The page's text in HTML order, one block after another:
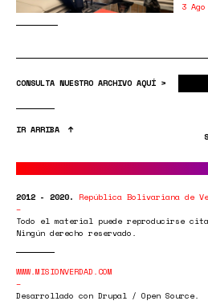
3
CONSULTA NUESTRO ARCHIVO AQUÍ >
IR ARRIBA
2012 - 2020. República Bolivariana de
Todo el material puede reproducirse
Ningún derecho reservado.
WWW.MISIONVERDAD.COM
Desarrollado con Drupal / Open Source.